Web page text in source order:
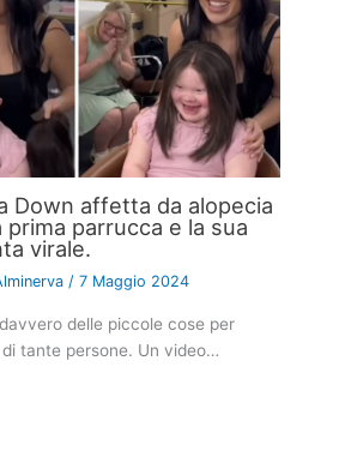
Down affetta da alopecia
prima parrucca e la sua
virale.
/7 Maggio 2024
delle piccole cose per
tante persone. Un video…